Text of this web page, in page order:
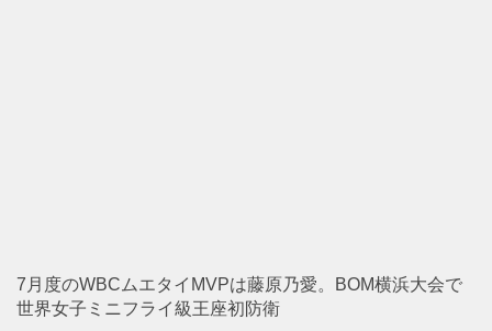
7月度のWBCムエタイMVPは藤原乃愛。BOM横浜大会で
世界女子ミニフライ級王座初防衛